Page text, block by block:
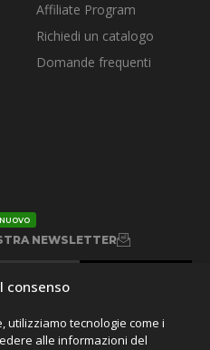
consenso
utilizziamo tecnologie come i
alle informazioni del
NUOVO
Affiliate Program
Richiedi un catalogo
Domande frequenti
NEWSLETTER